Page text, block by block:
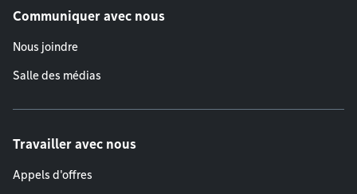
Communiquer avec nous
Nous joindre
Salle des médias
Travailler avec nous
Appels d'offres